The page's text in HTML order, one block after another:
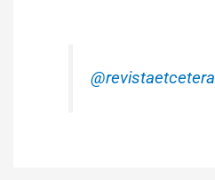
@revistaetcetera